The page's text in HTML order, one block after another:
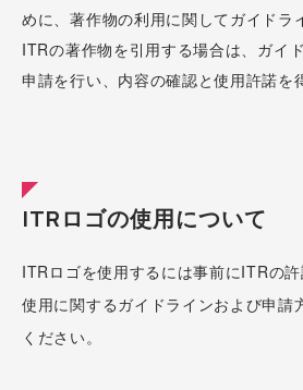
めに、著作物の利用に関してガイドラ
ITRの著作物を引用する場合は、ガイ
申請を行い、内容の確認と使用許諾を
ITRロゴの使用について
ITRロゴを使用するには事前にITRの許
使用に関するガイドラインおよび申請
ください。